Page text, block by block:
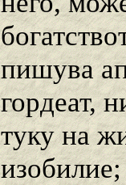
пишува
гордеат,
туку на
изобилие;